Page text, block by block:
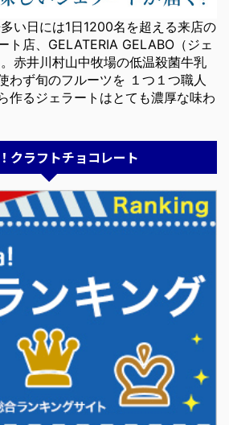
い日には1日1200名を超える来店の
ト店、GELATERIA GELABO（ジェ
赤井川村山中牧場の低温殺菌牛乳
わず旬のフルーツを １つ１つ職人
作るジェラートはとても濃厚な味わ
クラフトチョコレート